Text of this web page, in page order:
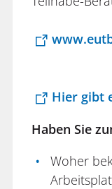
Hier gibt
Haben Sie
Woher